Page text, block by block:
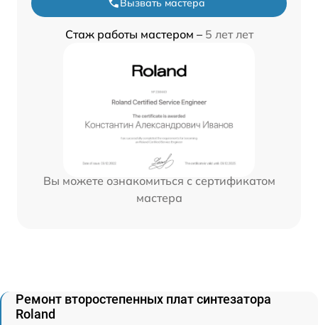
Вызвать мастера
Стаж работы мастером – 5 лет лет
Вы можете ознакомиться с сертификатом
мастера
Ремонт второстепенных плат синтезатора
Roland